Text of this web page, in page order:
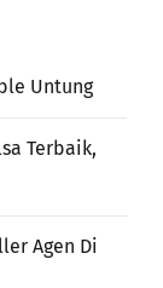
Untung
Terbaik,
Agen Di